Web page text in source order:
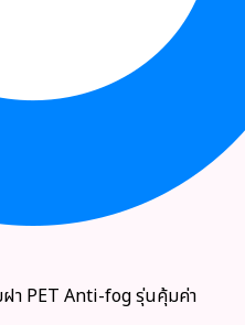
า PET Anti-fog รุ่นคุ้มค่า